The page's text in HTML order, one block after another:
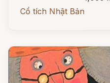
Cổ tích Nhật Bản